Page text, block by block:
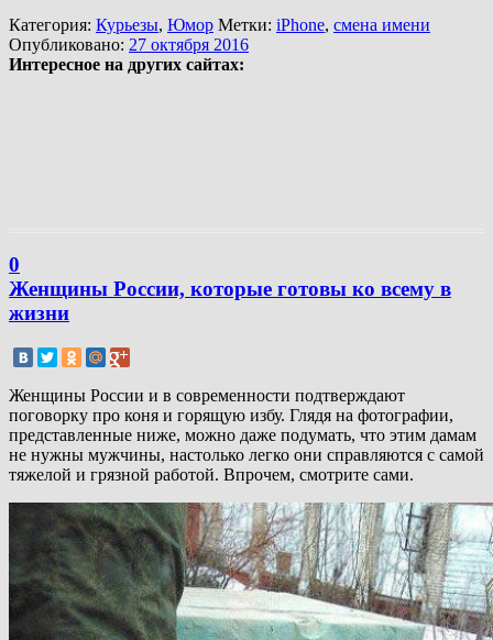
Категория: Курьезы, Юмор Метки: iPhone, смена имени
Опубликовано: 27 октября 2016
Интересное на других сайтах:
0
Женщины России, которые готовы ко всему в
жизни
Женщины России и в современности подтверждают
поговорку про коня и горящую избу. Глядя на фотографии,
представленные ниже, можно даже подумать, что этим дамам
не нужны мужчины, настолько легко они справляются с самой
тяжелой и грязной работой. Впрочем, смотрите сами.